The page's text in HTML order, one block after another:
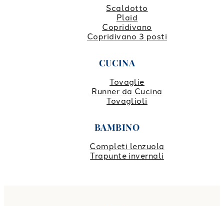
Scaldotto
Plaid
Copridivano
Copridivano 3 posti
CUCINA
Tovaglie
Runner da Cucina
Tovaglioli
BAMBINO
Completi lenzuola
Trapunte invernali